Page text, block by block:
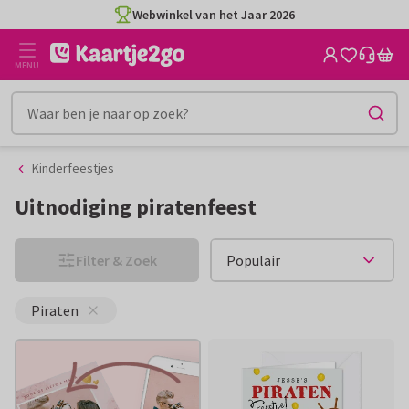
naar
inhoud
naar
het
filter
Webwinkel van het Jaar 2026
MENU
Kinderfeestjes
Uitnodiging piratenfeest
Filter & Zoek
Piraten